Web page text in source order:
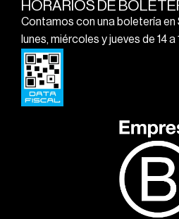
HORARIOS DE
Contamos con una boletería en
lunes, miércoles y jueves de 14 a